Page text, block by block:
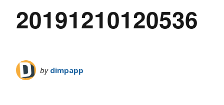
20191210120536
by dimpapp